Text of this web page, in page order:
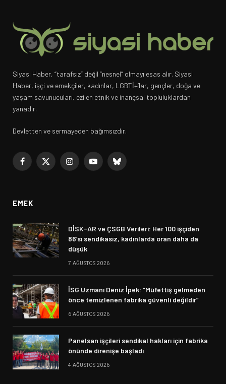
Siyasi Haber, “tarafsız” değil “nesnel” olmayı esas alır. Siyasi
Haber, işçi ve emekçiler, kadınlar, LGBTİ+’lar, gençler, doğa ve
yaşam savunucuları, ezilen etnik ve inançsal topluluklardan
yanadır.
Devletten ve sermayeden bağımsızdır.
Facebook
X
InstagramYouTubeBluesky
EMEK
DİSK-AR ve ÇSGB Verileri: Her 100 işçiden
86’sı sendikasız, kadınlarda oran daha da
düşük
7 AĞUSTOS 2026
İSG Uzmanı Deniz İpek: “Müfettiş gelmeden
önce temizlenen fabrika güvenli değildir”
6 AĞUSTOS 2026
Panelsan işçileri sendikal hakları için fabrika
önünde direnişe başladı
4 AĞUSTOS 2026